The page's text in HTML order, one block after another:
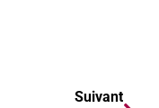
Suivant